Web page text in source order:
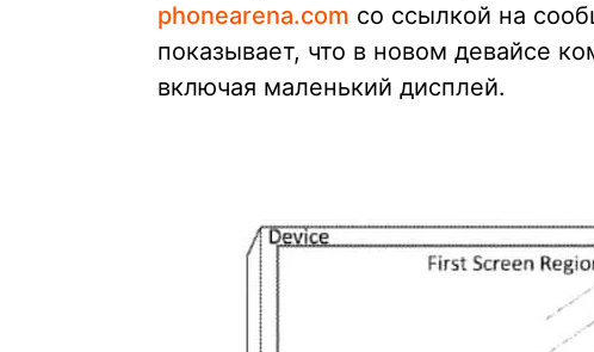
phonearena.com со ссылкой на
показывает, что в новом девайсе
включая маленький дисплей.